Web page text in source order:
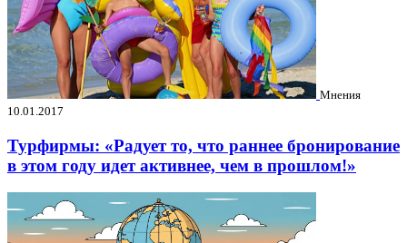
Мнения
10.01.2017
Турфирмы: «Радует то, что раннее бронирование
в этом году идет активнее, чем в прошлом!»